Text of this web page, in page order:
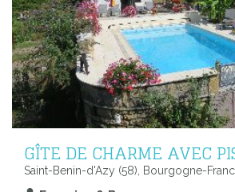
GÎTE DE CHARME AVEC
Saint-Benin-d'Azy (58), Bourgogne-